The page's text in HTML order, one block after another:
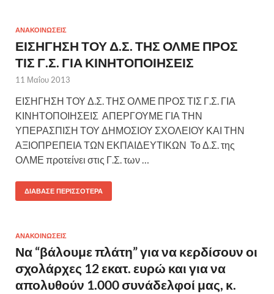
ΑΝΑΚΟΙΝΩΣΕΙΣ
ΕΙΣΗΓΗΣΗ ΤΟΥ Δ.Σ. ΤΗΣ ΟΛΜΕ ΠΡΟΣ
ΤΙΣ Γ.Σ. ΓΙΑ ΚΙΝΗΤΟΠΟΙΗΣΕΙΣ
11 Μαΐου 2013
ΕΙΣΗΓΗΣΗ ΤΟΥ Δ.Σ. ΤΗΣ ΟΛΜΕ ΠΡΟΣ ΤΙΣ Γ.Σ. ΓΙΑ
ΚΙΝΗΤΟΠΟΙΗΣΕΙΣ ΑΠΕΡΓΟΥΜΕ ΓΙΑ ΤΗΝ
ΥΠΕΡΑΣΠΙΣΗ ΤΟΥ ΔΗΜΟΣΙΟΥ ΣΧΟΛΕΙΟΥ ΚΑΙ ΤΗΝ
ΑΞΙΟΠΡΕΠΕΙΑ ΤΩΝ ΕΚΠΑΙΔΕΥΤΙΚΩΝ Το Δ.Σ. της
ΟΛΜΕ προτείνει στις Γ.Σ. των …
ΔΙΆΒΑΣΕ ΠΕΡΙΣΣΌΤΕΡΑ
ΑΝΑΚΟΙΝΩΣΕΙΣ
Να “βάλουμε πλάτη” για να κερδίσουν οι
σχολάρχες 12 εκατ. ευρώ και για να
απολυθούν 1.000 συνάδελφοί μας, κ.